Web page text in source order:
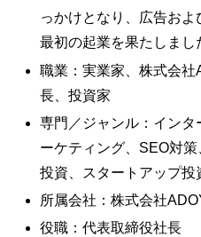
っかけとなり、広告お
最初の起業を果たしまし
職業：実業家、株式会
長、投資家
専門／ジャンル：イン
ーケティング、SEO対
投資、スタートアップ投
所属会社：株式会社
役職：代表取締役社長